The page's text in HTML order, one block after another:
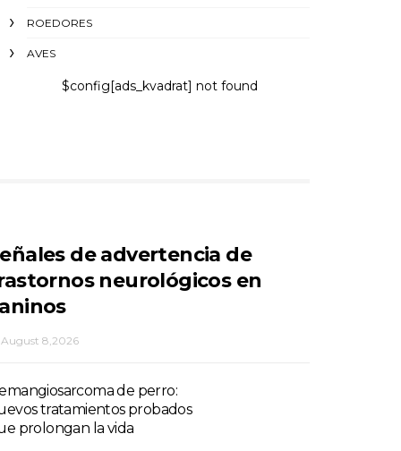
ROEDORES
AVES
$config[ads_kvadrat] not found
de advertencia de
neurológicos en
August 8,2026
de perro:
tratamientos probados
prolongan la vida